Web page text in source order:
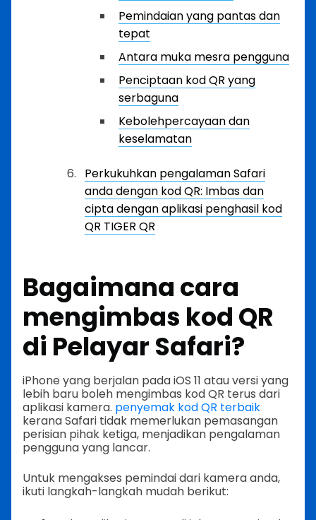
Pemindaian yang pantas dan
tepat
Antara muka mesra pengguna
Penciptaan kod QR yang
serbaguna
Kebolehpercayaan dan
keselamatan
Perkukuhkan pengalaman Safari
anda dengan kod QR: Imbas dan
cipta dengan aplikasi penghasil kod
QR TIGER QR
Bagaimana cara
mengimbas kod QR
di Pelayar Safari?
iPhone yang berjalan pada iOS 11 atau versi yang
lebih baru boleh mengimbas kod QR terus dari
aplikasi kamera. penyemak kod QR terbaik
kerana Safari tidak memerlukan pemasangan
perisian pihak ketiga, menjadikan pengalaman
pengguna yang lancar.
Untuk mengakses pemindai dari kamera anda,
ikuti langkah-langkah mudah berikut: